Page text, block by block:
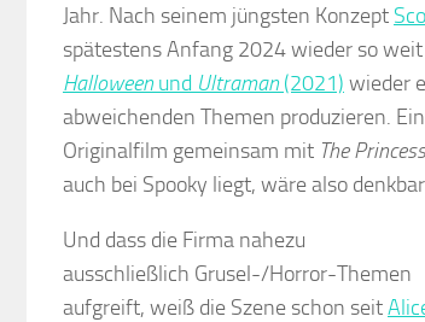
Jahr. Nach seinem jüngsten Konzept
spätestens Anfang 2024 wieder so
Halloweenund Ultraman(2021) wieder
abweichenden Themen produzieren.
Originalfilm gemeinsam mit The
auch bei Spooky liegt, wäre also
Und dass die Firma nahezu
ausschließlich Grusel-/Horror-Themen
aufgreift, weiß die Szene schon seit